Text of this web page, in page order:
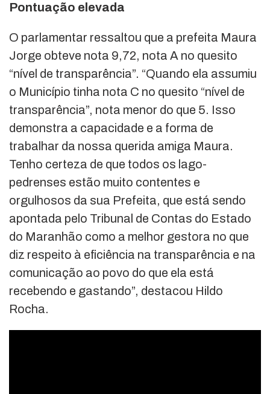
Pontuação elevada
O parlamentar ressaltou que a prefeita Maura
Jorge obteve nota 9,72, nota A no quesito
“nível de transparência”. “Quando ela assumiu
o Município tinha nota C no quesito “nível de
transparência”, nota menor do que 5. Isso
demonstra a capacidade e a forma de
trabalhar da nossa querida amiga Maura.
Tenho certeza de que todos os lago-
pedrenses estão muito contentes e
orgulhosos da sua Prefeita, que está sendo
apontada pelo Tribunal de Contas do Estado
do Maranhão como a melhor gestora no que
diz respeito à eficiência na transparência e na
comunicação ao povo do que ela está
recebendo e gastando”, destacou Hildo
Rocha.